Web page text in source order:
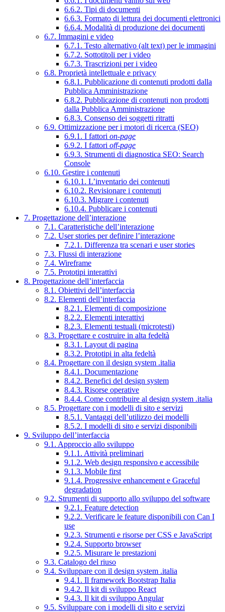
6.6.2. Tipi di documenti
6.6.3. Formato di lettura dei documenti elettronici
6.6.4. Modalità di produzione dei documenti
6.7. Immagini e video
6.7.1. Testo alternativo (alt text) per le immagini
6.7.2. Sottotitoli per i video
6.7.3. Trascrizioni per i video
6.8. Proprietà intellettuale e privacy
6.8.1. Pubblicazione di contenuti prodotti dalla
Pubblica Amministrazione
6.8.2. Pubblicazione di contenuti non prodotti
dalla Pubblica Amministrazione
6.8.3. Consenso dei soggetti ritratti
6.9. Ottimizzazione per i motori di ricerca (SEO)
6.9.1. I fattori on-page
6.9.2. I fattori off-page
6.9.3. Strumenti di diagnostica SEO: Search
Console
6.10. Gestire i contenuti
6.10.1. L’inventario dei contenuti
6.10.2. Revisionare i contenuti
6.10.3. Migrare i contenuti
6.10.4. Pubblicare i contenuti
7. Progettazione dell’interazione
7.1. Caratteristiche dell’interazione
7.2. User stories per definire l’interazione
7.2.1. Differenza tra scenari e user stories
7.3. Flussi di interazione
7.4. Wireframe
7.5. Prototipi interattivi
8. Progettazione dell’interfaccia
8.1. Obiettivi dell’interfaccia
8.2. Elementi dell’interfaccia
8.2.1. Elementi di composizione
8.2.2. Elementi interattivi
8.2.3. Elementi testuali (microtesti)
8.3. Progettare e costruire in alta fedeltà
8.3.1. Layout di pagina
8.3.2. Prototipi in alta fedeltà
8.4. Progettare con il design system .italia
8.4.1. Documentazione
8.4.2. Benefici del design system
8.4.3. Risorse operative
8.4.4. Come contribuire al design system .italia
8.5. Progettare con i modelli di sito e servizi
8.5.1. Vantaggi dell’utilizzo dei modelli
8.5.2. I modelli di sito e servizi disponibili
9. Sviluppo dell’interfaccia
9.1. Approccio allo sviluppo
9.1.1. Attività preliminari
9.1.2. Web design responsivo e accessibile
9.1.3. Mobile first
9.1.4. Progressive enhancement e Graceful
degradation
9.2. Strumenti di supporto allo sviluppo del software
9.2.1. Feature detection
9.2.2. Verificare le feature disponibili con Can I
use
9.2.3. Strumenti e risorse per CSS e JavaScript
9.2.4. Supporto browser
9.2.5. Misurare le prestazioni
9.3. Catalogo del riuso
9.4. Sviluppare con il design system .italia
9.4.1. Il framework Bootstrap Italia
9.4.2. Il kit di sviluppo React
9.4.3. Il kit di sviluppo Angular
9.5. Sviluppare con i modelli di sito e servizi